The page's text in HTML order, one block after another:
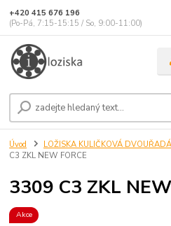
+420 415 676 196
(Po-Pá, 7:15-15:15 / So, 9:00-11:00)
Úvod LOŽISKA KULIČKOVÁ
C3 ZKL NEW FORCE
3309 C3 ZKL
Akce